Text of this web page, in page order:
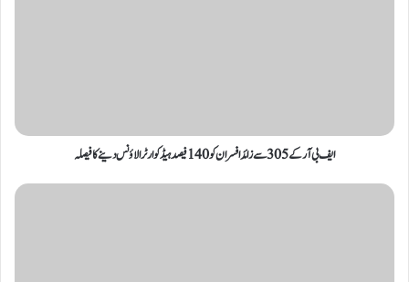
ایف بی آر کے 305 سے زائد افسران کو 140 فیصد ہیڈکوارٹر الاؤنس دینے کا فیصلہ